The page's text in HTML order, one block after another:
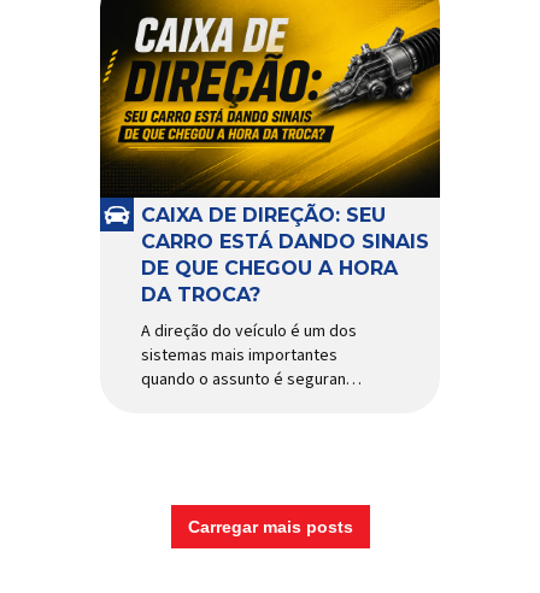
agora mesmo!
CAIXA DE DIREÇÃO: SEU
CARRO ESTÁ DANDO SINAIS
DE QUE CHEGOU A HORA
DA TROCA?
A direção do veículo é um dos
sistemas mais importantes
quando o assunto é segurança,
movimentos do volante,
garantindo estabilidade e
controle em diferentes
Carregar mais posts